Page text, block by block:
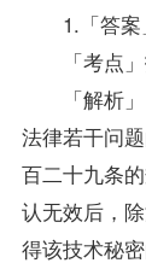
1.「答案
「考点」
「解析」
法律若干问
百二十九条
认无效后，
得该技术秘